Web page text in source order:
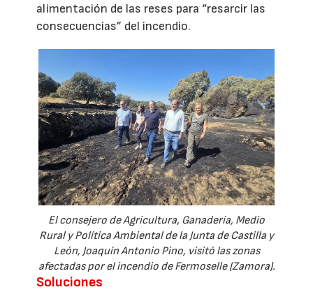
alimentación de las reses para “resarcir las
consecuencias” del incendio.
El consejero de Agricultura, Ganadería, Medio
Rural y Política Ambiental de la Junta de Castilla y
León, Joaquín Antonio Pino, visitó las zonas
afectadas por el incendio de Fermoselle (Zamora).
Soluciones